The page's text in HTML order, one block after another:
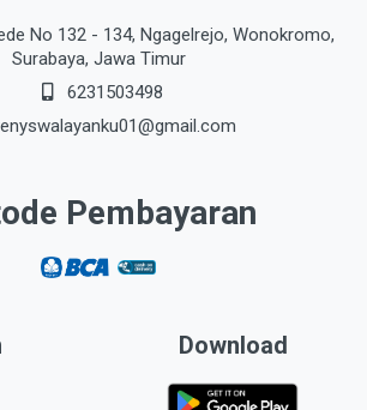
No 132 - 134, Ngagelrejo, Wonokromo,
Surabaya, Jawa Timur
6231503498
Pembayaran
Download